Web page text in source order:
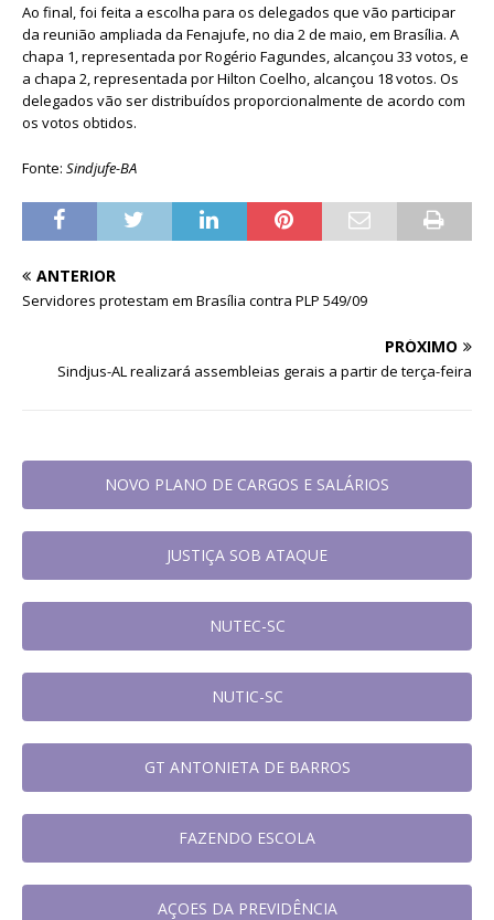
Ao final, foi feita a escolha para os delegados que vão participar
da reunião ampliada da Fenajufe, no dia 2 de maio, em Brasília. A
chapa 1, representada por Rogério Fagundes, alcançou 33 votos, e
a chapa 2, representada por Hilton Coelho, alcançou 18 votos. Os
delegados vão ser distribuídos proporcionalmente de acordo com
os votos obtidos.
Fonte: Sindjufe-BA
ANTERIOR
Servidores protestam em Brasília contra PLP 549/09
PRÓXIMO
Sindjus-AL realizará assembleias gerais a partir de terça-feira
NOVO PLANO DE CARGOS E SALÁRIOS
JUSTIÇA SOB ATAQUE
NUTEC-SC
NUTIC-SC
GT ANTONIETA DE BARROS
FAZENDO ESCOLA
AÇOES DA PREVIDÊNCIA